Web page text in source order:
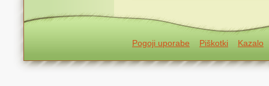
Pogoji uporabe Piškotki Kazalo